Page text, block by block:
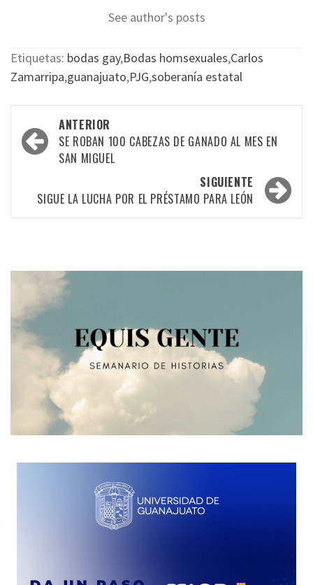
See author's posts
Etiquetas: bodas gay,Bodas homsexuales,Carlos
Zamarripa,guanajuato,PJG,soberanía estatal
Navegación
por
entradas
ANTERIOR
SE ROBAN 100 CABEZAS DE GANADO AL MES EN
SAN MIGUEL
SIGUIENTE
SIGUE LA LUCHA POR EL PRÉSTAMO PARA LEÓN